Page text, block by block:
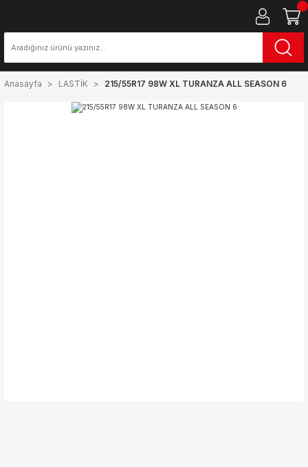
Anasayfa LASTİK 215/55R17 98W XL TURANZA ALL SEASON 6